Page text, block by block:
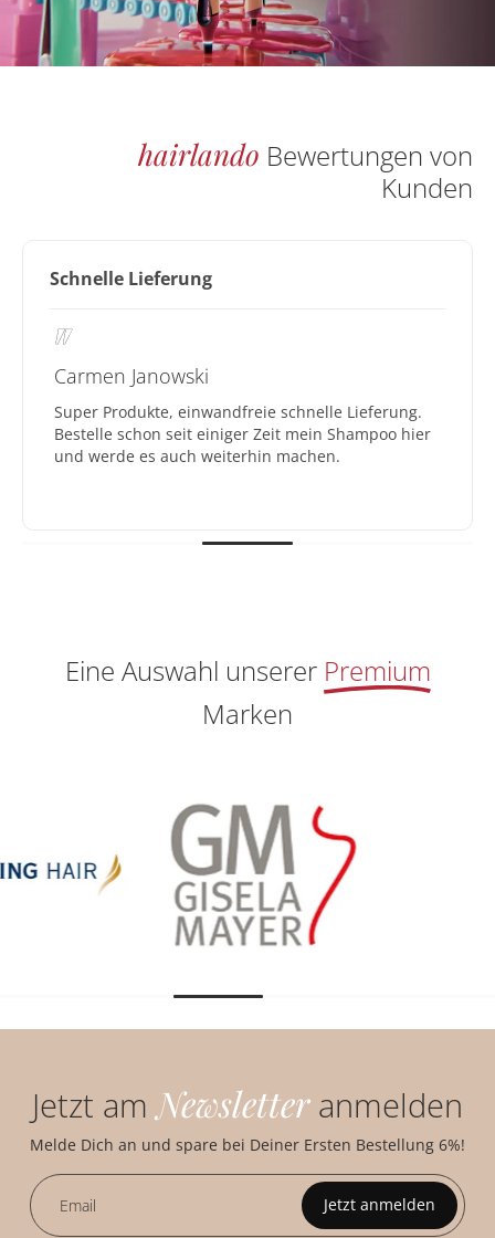
hairlando Bewertungen von
Kunden
Schnelle Lieferung
Carmen Janowski
Super Produkte, einwandfreie schnelle Lieferung.
Bestelle schon seit einiger Zeit mein Shampoo hier
und werde es auch weiterhin machen.
Eine Auswahl unserer Premium
Marken
Jetzt amNewsletteranmelden
Melde Dich an und spare bei Deiner Ersten Bestellung 6%!
Email Jetzt anmelden